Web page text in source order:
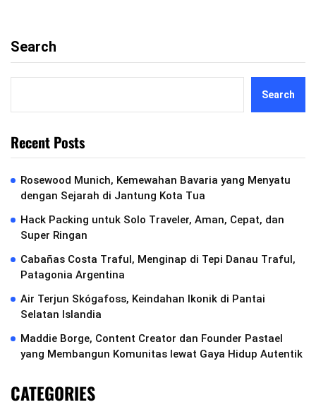
Search
Search
Recent Posts
Rosewood Munich, Kemewahan Bavaria yang Menyatu
dengan Sejarah di Jantung Kota Tua
Hack Packing untuk Solo Traveler, Aman, Cepat, dan
Super Ringan
Cabañas Costa Traful, Menginap di Tepi Danau Traful,
Patagonia Argentina
Air Terjun Skógafoss, Keindahan Ikonik di Pantai
Selatan Islandia
Maddie Borge, Content Creator dan Founder Pastael
yang Membangun Komunitas lewat Gaya Hidup Autentik
CATEGORIES